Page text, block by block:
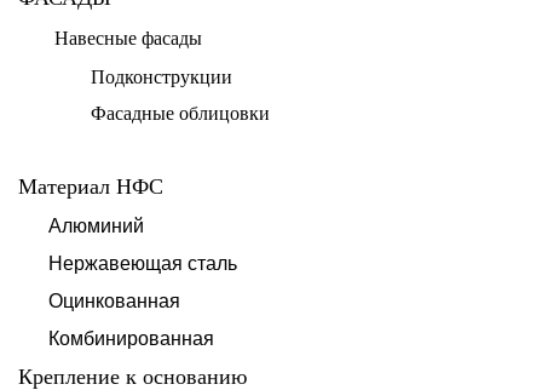
Навесные фасады
Подконструкции
Фасадные облицовки
Материал НФС
Алюминий
Нержавеющая сталь
Оцинкованная
Комбинированная
Крепление к основанию